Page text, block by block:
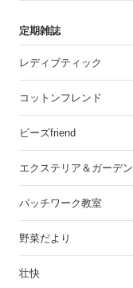
定期雑誌
レディブティック
コットンフレンド
ビーズfriend
エクステリア＆ガーデン
パッチワーク教室
野菜だより
壮快